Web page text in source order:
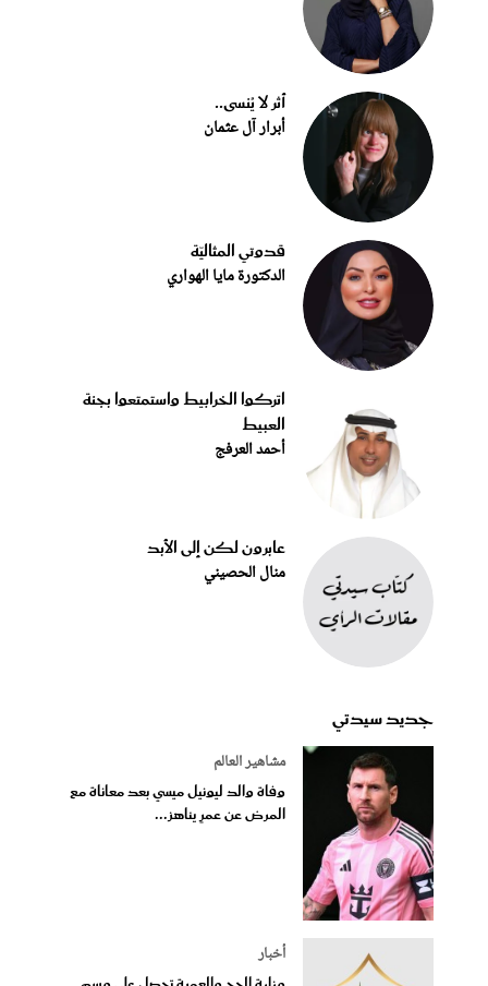
أثر لا يُنسى..
أبرار آل عثمان
قدوتي المثاليّة
الدكتورة مايا الهواري
اتركوا الخرابيط واستمتعوا بجنة
العبيط
أحمد العرفج
عابرون لكن إلى الأبد
منال الحصيني
جديد سيدتي
مشاهير العالم
وفاة والد ليونيل ميسي بعد معاناة مع
المرض عن عمرٍ يناهز...
أخبار